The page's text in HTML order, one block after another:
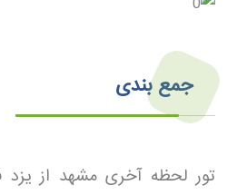
جمع بندی
تور لحظه آخری مشهد از یزد